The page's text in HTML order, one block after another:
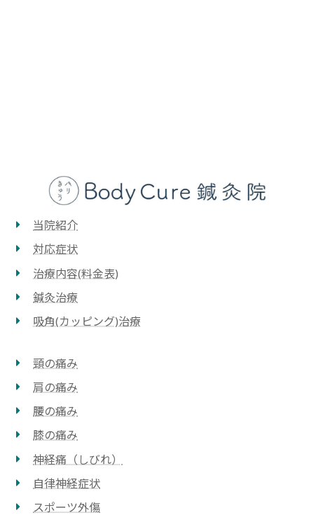
当院紹介
対応症状
治療内容(料⾦表)
鍼灸治療
吸⾓(カッピング)治療
頸の痛み
肩の痛み
腰の痛み
膝の痛み
神経痛（しびれ）
自律神経症状
スポーツ外傷